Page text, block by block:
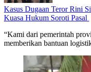
Kasus Dugaan Teror Rini
Kuasa Hukum Soroti Pasal
“Kami dari pemerintah
memberikan bantuan